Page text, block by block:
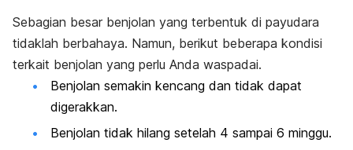
Sebagian besar benjolan yang terbentuk di payudara
tidaklah berbahaya. Namun, berikut beberapa kondisi
terkait benjolan yang perlu Anda waspadai.
Benjolan semakin kencang dan tidak dapat
digerakkan.
Benjolan tidak hilang setelah 4 sampai 6 minggu.